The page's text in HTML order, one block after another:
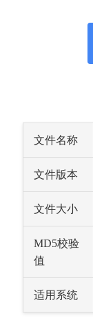
文件名称
文件版本
文件大小
MD5校验
值
适用系统